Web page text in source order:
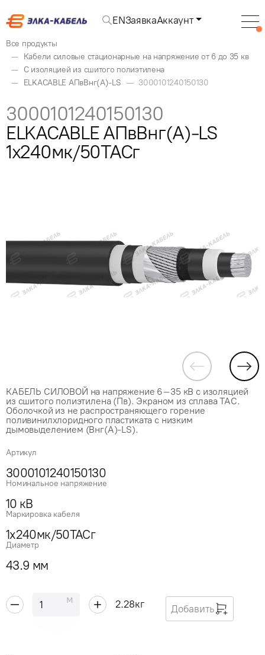
ENЗаявкаАккаунт
Все продукты
Кабели силовые стационарные на напряжение от 6 до 35 кв
С изоляцией из сшитого полиэтилена
ELKACABLE АПвВнг(А)-LS
3000101240150130
КАБЕЛЬ СИЛОВОЙ на напряжение 6–35 кВ с изоляцией
из сшитого полиэтилена (Пв). Экраном из сплава ТАС.
Оболочкой из не распространяющего горение
поливинилхлоридного пластиката с низким
дымовыделением (Внг(А)-LS).
Артикул
3000101240150130
Номинальное напряжение
10 кВ
Маркировка кабеля
1x240мк/50ТАСг
Диаметр
43.9 мм
м 2.28кг Добавить
3000101240150130
ELKACABLE АПвВнг(А)-LS
1x240мк/50ТАСг